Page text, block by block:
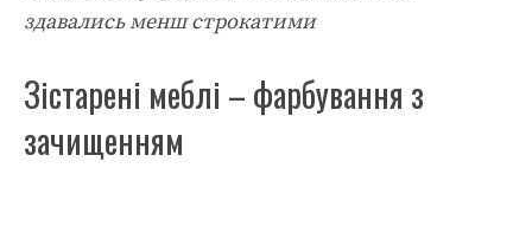
здавались менш строкатими
Зістарені меблі – фарбування з
зачищенням